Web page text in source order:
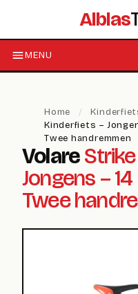
Alblas
MENU
Home /
Kinderfiets –
Twee handremmen
Volare
Jongens –
Twee